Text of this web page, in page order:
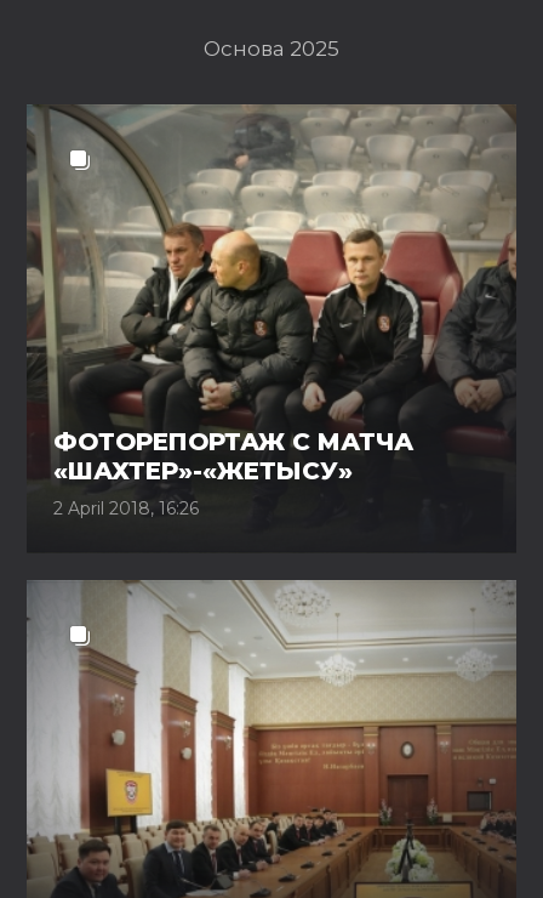
Основа 2025
ФОТОРЕПОРТАЖ С МАТЧА
«ШАХТЕР»-«ЖЕТЫСУ»
2 April 2018, 16:26